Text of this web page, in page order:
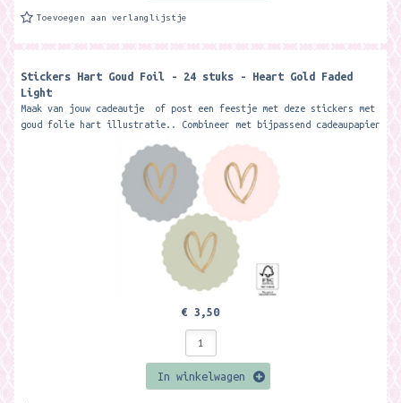
Toevoegen aan verlanglijstje
Stickers Hart Goud Foil - 24 stuks - Heart Gold Faded
Light
Maak van jouw cadeautje of post een feestje met deze stickers met
goud folie hart illustratie.. Combineer met bijpassend cadeaupapier
€ 3,50
In winkelwagen